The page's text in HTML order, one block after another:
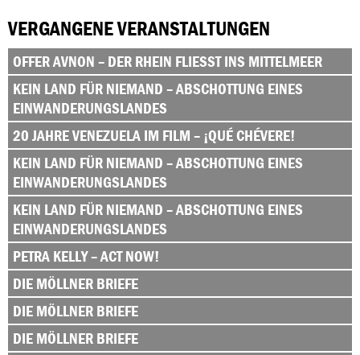
VERGANGENE VERANSTALTUNGEN
OFFER AVNON – DER RHEIN FLIESST INS MITTELMEER
KEIN LAND FÜR NIEMAND – ABSCHOTTUNG EINES
EINWANDERUNGSLANDES
20 JAHRE VENEZUELA IM FILM – ¡QUÉ CHÉVERE!
KEIN LAND FÜR NIEMAND – ABSCHOTTUNG EINES
EINWANDERUNGSLANDES
KEIN LAND FÜR NIEMAND – ABSCHOTTUNG EINES
EINWANDERUNGSLANDES
PETRA KELLY – ACT NOW!
DIE MÖLLNER BRIEFE
DIE MÖLLNER BRIEFE
DIE MÖLLNER BRIEFE